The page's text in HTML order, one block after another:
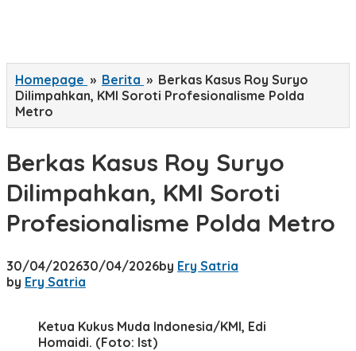
Homepage » Berita » Berkas Kasus Roy Suryo
Dilimpahkan, KMI Soroti Profesionalisme Polda
Metro
Berkas Kasus Roy Suryo
Dilimpahkan, KMI Soroti
Profesionalisme Polda Metro
30/04/202630/04/2026by Ery Satria
by Ery Satria
Ketua Kukus Muda Indonesia/KMI, Edi
Homaidi. (Foto: Ist)